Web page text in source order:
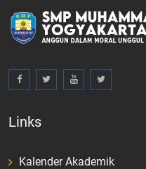
Links
Kalender Akademik